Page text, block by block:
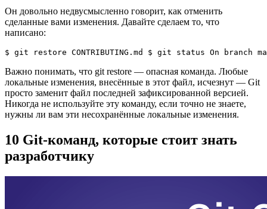
Он довольно недвусмысленно говорит, как отменить
сделанные вами изменения. Давайте сделаем то, что
написано:
$ git restore CONTRIBUTING.md $ git status On branch
Важно понимать, что git restore — опасная команда. Любые
локальные изменения, внесённые в этот файл, исчезнут — Git
просто заменит файл последней зафиксированной версией.
Никогда не используйте эту команду, если точно не знаете,
нужны ли вам эти несохранённые локальные изменения.
10 Git-команд, которые стоит знать
разработчику